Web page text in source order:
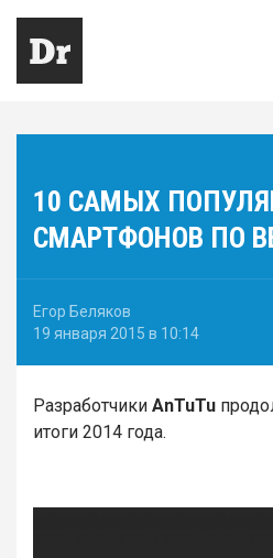
10 САМЫХ
СМАРТФОНОВ ПО
Егор Беляков
19 января 2015 в 10:14
Разработчики AnTuTu
итоги 2014 года.